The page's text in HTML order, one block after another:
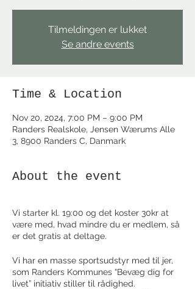
Tilmeldingen er lukket
Se andre events
Time & Location
Nov 20, 2024, 7:00 PM – 9:00 PM
Randers Realskole, Jensen Wærums Alle
3, 8900 Randers C, Danmark
About the event
Vi starter kl. 19:00 og det koster 30kr at
være med, hvad mindre du er medlem, så
er det gratis at deltage.
Vi har en masse sportsudstyr med til jer,
som Randers Kommunes “Bevæg dig for
livet” initiativ stiller til rådighed.